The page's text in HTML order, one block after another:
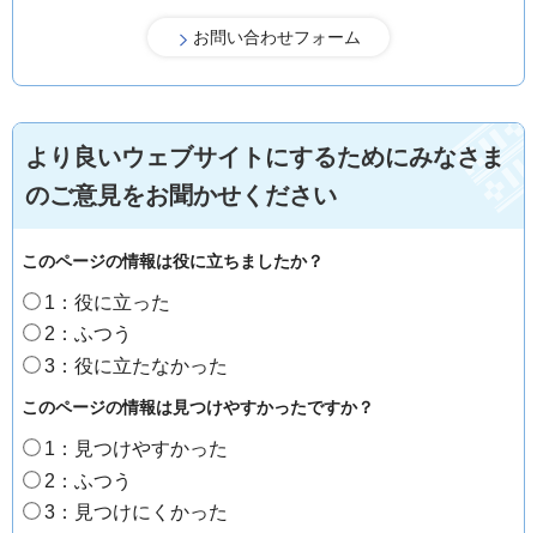
より良いウェブサイトにするためにみなさま
のご意見をお聞かせください
このページの情報は役に立ちましたか？
1：役に立った
2：ふつう
3：役に立たなかった
このページの情報は見つけやすかったですか？
1：見つけやすかった
2：ふつう
3：見つけにくかった